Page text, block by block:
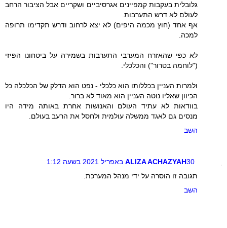
גלובלית בעקבות קמפיינים אגרסיביים ושקריים אבל הציבור הרחב
לעולם לא דרש התערבות.
אף אחד (חוץ מכמה היפים) לא יצא לרחוב ודרש תקדימו תרופה
למכה.
לא כפי שהאזרח המערבי התערבות בשמירה על ביטחונו הפיזי
("לוחמה בטרור") והכלכלי.
ולמרות העניין בכללותו הוא כלכלי - נפט הוא הדלק של הכלכלה כל
הכיוון שאליו נוטה העניין הוא מאוד לא ברור.
בוודאות לא עתיד העולם והאנושות אחרת באותה מידה היו
מנסים גם לאגד ממשלה עולמית ולחסל את הרעב בעולם.
השב
ALIZA ACHAZYAH30 באפריל 2021 בשעה 1:12
תגובה זו הוסרה על ידי מנהל המערכת.
השב